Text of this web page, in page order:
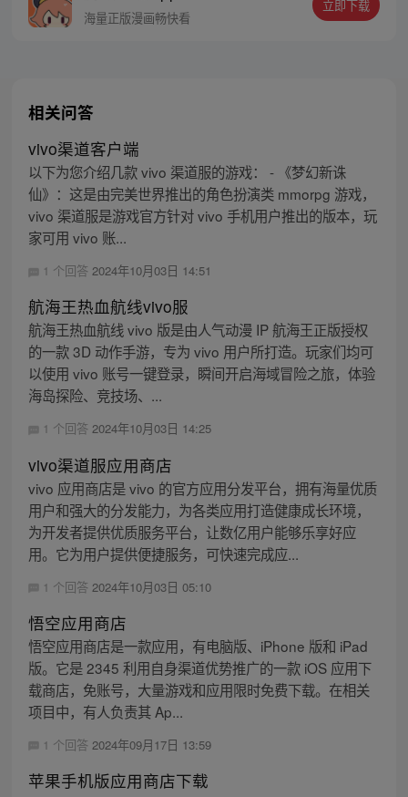
斯的约定而出海，开始了以成为海盗王为目
海量正版漫画畅快看
立即下载
相关问答
vivo渠道客户端
以下为您介绍几款 vivo 渠道服的游戏： - 《梦幻新诛
仙》：这是由完美世界推出的角色扮演类 mmorpg 游戏，
vivo 渠道服是游戏官方针对 vivo 手机用户推出的版本，玩
家可用 vivo 账...
1 个回答 2024年10月03日 14:51
航海王热血航线vivo服
航海王热血航线 vivo 版是由人气动漫 IP 航海王正版授权
的一款 3D 动作手游，专为 vivo 用户所打造。玩家们均可
以使用 vivo 账号一键登录，瞬间开启海域冒险之旅，体验
海岛探险、竞技场、...
1 个回答 2024年10月03日 14:25
vivo渠道服应用商店
vivo 应用商店是 vivo 的官方应用分发平台，拥有海量优质
用户和强大的分发能力，为各类应用打造健康成长环境，
为开发者提供优质服务平台，让数亿用户能够乐享好应
用。它为用户提供便捷服务，可快速完成应...
1 个回答 2024年10月03日 05:10
悟空应用商店
悟空应用商店是一款应用，有电脑版、iPhone 版和 iPad
版。它是 2345 利用自身渠道优势推广的一款 iOS 应用下
载商店，免账号，大量游戏和应用限时免费下载。在相关
项目中，有人负责其 Ap...
1 个回答 2024年09月17日 13:59
苹果手机版应用商店下载